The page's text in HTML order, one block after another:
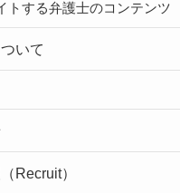
トする弁護士のコンテンツ
いて
Recruit）